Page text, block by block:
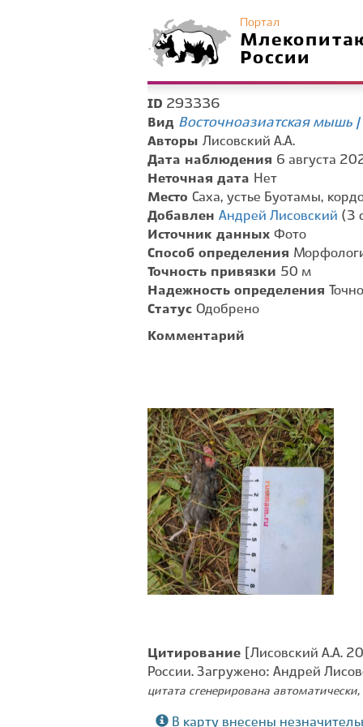
Портал
России
ID 293336
Вид Восточноазиатская мышь
Авторы Лисовский А.А.
Дата наблюдения 6 августа
Неточная дата Нет
Место Саха, устье Буотамы,
Добавлен Андрей Лисовский (3
Источник данных Фото
Способ определения
Точность привязки 50 м
Надежность определения
Точно
Статус Одобрено
Комментарий
Цитирование [Лисовский А.А.
России. Загружено: Андрей
цитата сгенерирована
В карту внесены